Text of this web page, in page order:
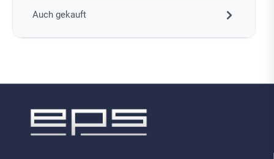
Auch gekauft